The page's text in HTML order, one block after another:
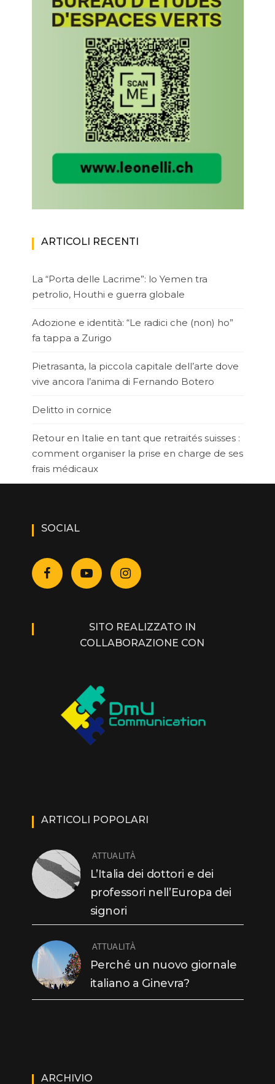
ARTICOLI RECENTI
La “Porta delle Lacrime”: lo Yemen tra
petrolio, Houthi e guerra globale
Adozione e identità: “Le radici che (non) ho”
fa tappa a Zurigo
Pietrasanta, la piccola capitale dell’arte dove
vive ancora l’anima di Fernando Botero
Delitto in cornice
Retour en Italie en tant que retraités suisses :
comment organiser la prise en charge de ses
frais médicaux
SOCIAL
SITO REALIZZATO IN
COLLABORAZIONE CON
ARTICOLI POPOLARI
ATTUALITÀ
L’Italia dei dottori e dei
professori nell’Europa dei
signori
ATTUALITÀ
Perché un nuovo giornale
italiano a Ginevra?
ARCHIVIO